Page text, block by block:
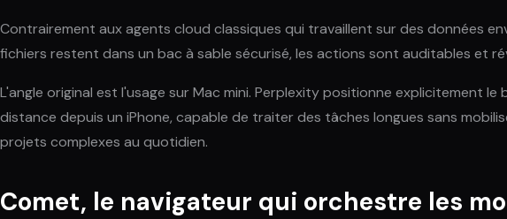
Contrairement aux agents cloud classiques qui travaillent sur des données
fichiers restent dans un bac à sable sécurisé, les actions sont auditables et
L'angle original est l'usage sur Mac mini. Perplexity positionne explicitement
distance depuis un iPhone, capable de traiter des tâches longues sans
projets complexes au quotidien.
Comet, le navigateur qui orchestre les